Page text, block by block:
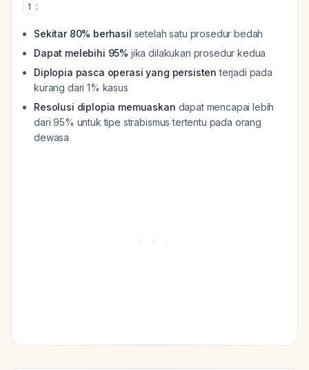
1 :
Sekitar 80% berhasil setelah satu prosedur bedah
Dapat melebihi 95% jika dilakukan prosedur kedua
Diplopia pasca operasi yang persisten terjadi pada
kurang dari 1% kasus
Resolusi diplopia memuaskan dapat mencapai lebih
dari 95% untuk tipe strabismus tertentu pada orang
dewasa